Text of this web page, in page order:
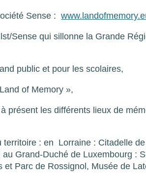
Sense :
Sense qui sillonne la Grande
public et pour les scolaires,
of Memory »,
présent les différents lieux de
territoire : en Lorraine : Citadelle
Grand-Duché de Luxembourg :
Parc de Rossignol, Musée de